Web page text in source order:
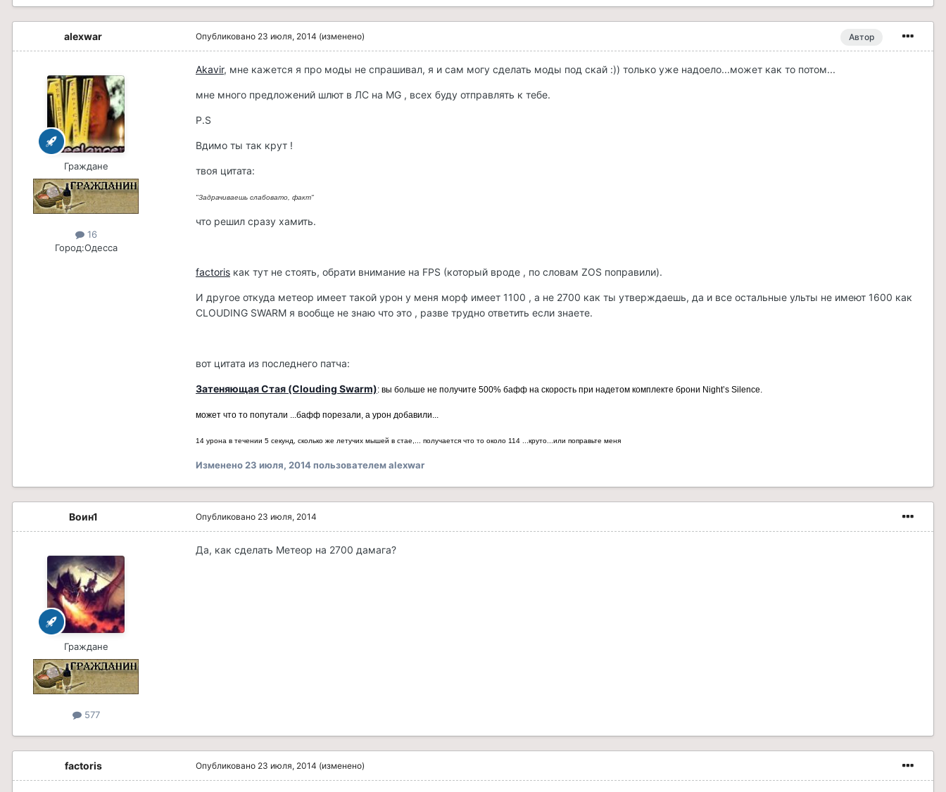
alexwar
Граждане
16
Город:Одесса
Автор
Опубликовано 23 июля, 2014 (изменено)
Akavir, мне кажется я про моды не спрашивал, я и сам могу сделать моды под скай :)) только уже надоело...может как то потом...
мне много предложений шлют в ЛС на MG , всех буду отправлять к тебе.
P.S
Вдимо ты так крут !
твоя цитата:
"Задрачиваешь слабовато, факт"
что решил сразу хамить.
factoris как тут не стоять, обрати внимание на FPS (который вроде , по словам ZOS поправили).
И другое откуда метеор имеет такой урон у меня морф имеет 1100 , а не 2700 как ты утверждаешь, да и все остальные ульты не имеют 1600 как
CLOUDING SWARM я вообще не знаю что это , разве трудно ответить если знаете.
вот цитата из последнего патча:
Затеняющая Стая (Clouding Swarm): вы больше не получите 500% бафф на скорость при надетом комплекте брони Night’s Silence.
может что то попутали ...бафф порезали, а урон добавили...
14 урона в течении 5 секунд, сколько же летучих мышей в стае,... получается что то около 114 ...круто...или поправьте меня
Изменено 23 июля, 2014пользователем alexwar
Воин1
Граждане
577
Опубликовано 23 июля, 2014
Да, как сделать Метеор на 2700 дамага?
factoris Опубликовано 23 июля, 2014 (изменено)